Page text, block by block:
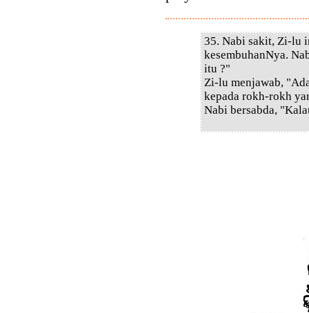
35. Nabi sakit, Zi-lu
kesembuhanNya.
itu ?"
Zi-lu menjawab,
kepada rokh-rokh
Nabi bersabda,